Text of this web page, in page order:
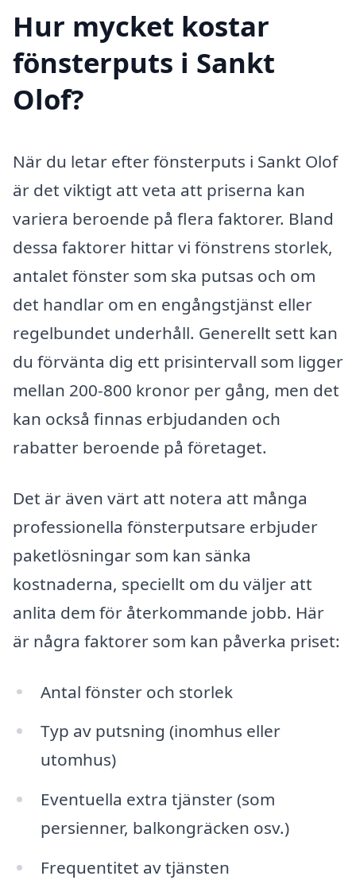
Hur mycket kostar
fönsterputs i Sankt
Olof?
När du letar efter fönsterputs i Sankt Olof
är det viktigt att veta att priserna kan
variera beroende på flera faktorer. Bland
dessa faktorer hittar vi fönstrens storlek,
antalet fönster som ska putsas och om
det handlar om en engångstjänst eller
regelbundet underhåll. Generellt sett kan
du förvänta dig ett prisintervall som ligger
mellan 200-800 kronor per gång, men det
kan också finnas erbjudanden och
rabatter beroende på företaget.
Det är även värt att notera att många
professionella fönsterputsare erbjuder
paketlösningar som kan sänka
kostnaderna, speciellt om du väljer att
anlita dem för återkommande jobb. Här
är några faktorer som kan påverka priset:
Antal fönster och storlek
Typ av putsning (inomhus eller
utomhus)
Eventuella extra tjänster (som
persienner, balkongräcken osv.)
Frequentitet av tjänsten